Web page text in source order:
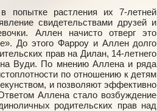
попытке растления их 7-летней
свидетельствами друзей и
Аллен начисто отверг это
До этого Фарроу и Аллен долго
прав на Дилан, 14-летнего
Вуди. По мнению Аллена и ряда
по отношению к детям
и позволяют эффективно
Аллена стало возбуждение
родительских прав над